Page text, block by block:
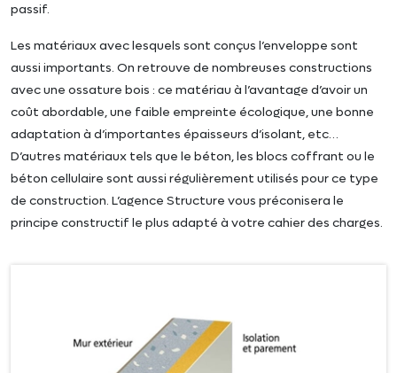
passif.
Les matériaux avec lesquels sont conçus l’enveloppe sont
aussi importants. On retrouve de nombreuses constructions
avec une ossature bois : ce matériau à l’avantage d’avoir un
coût abordable, une faible empreinte écologique, une bonne
adaptation à d’importantes épaisseurs d’isolant, etc…
D’autres matériaux tels que le béton, les blocs coffrant ou le
béton cellulaire sont aussi régulièrement utilisés pour ce type
de construction. L’agence Structure vous préconisera le
principe constructif le plus adapté à votre cahier des charges.